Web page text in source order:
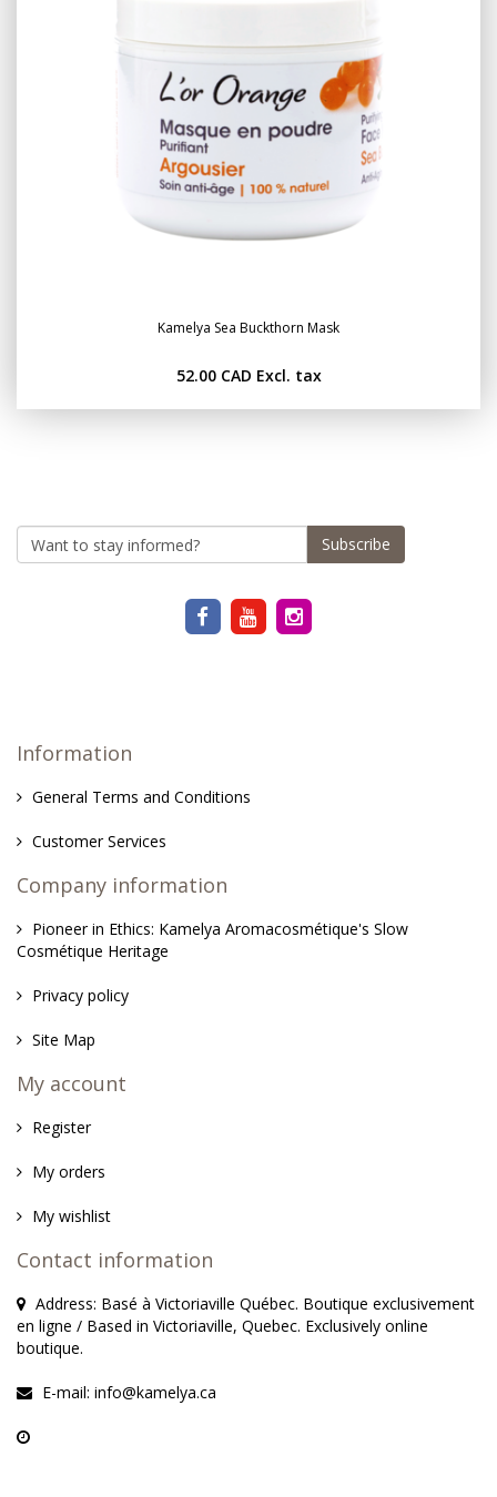
Kamelya Sea Buckthorn Mask
52.00 CAD Excl. tax
Subscribe
Information
General Terms and Conditions
Customer Services
Company information
Pioneer in Ethics: Kamelya Aromacosmétique's Slow
Cosmétique Heritage
Privacy policy
Site Map
My account
Register
My orders
My wishlist
Contact information
Address: Basé à Victoriaville Québec. Boutique exclusivement
en ligne / Based in Victoriaville, Quebec. Exclusively online
boutique.
E-mail: info@kamelya.ca